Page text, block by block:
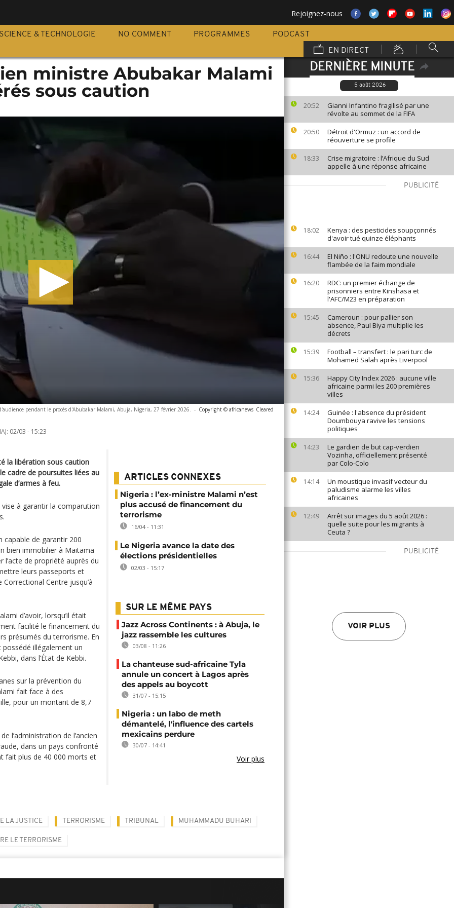
Rejoignez-nous
SCIENCE & TECHNOLOGIE NO COMMENT PROGRAMMES
PODCAST
EN DIRECT
DERNIÈRE MINUTE
5 août 2026
20:52
Gianni Infantino fragilisé par une
révolte au sommet de la FIFA
20:50
Détroit d'Ormuz : un accord de
réouverture se profile
18:33
Crise migratoire : l’Afrique du Sud
appelle à une réponse africaine
PUBLICITÉ
18:02
Kenya : des pesticides soupçonnés
d'avoir tué quinze éléphants
16:44
El Niño : l'ONU redoute une nouvelle
flambée de la faim mondiale
16:20
RDC: un premier échange de
prisonniers entre Kinshasa et
l'AFC/M23 en préparation
15:45
Cameroun : pour pallier son
absence, Paul Biya multiplie les
décrets
15:39
Football – transfert : le pari turc de
Mohamed Salah après Liverpool
15:36
Happy City Index 2026 : aucune ville
africaine parmi les 200 premières
villes
14:24
Guinée : l'absence du président
Doumbouya ravive les tensions
politiques
14:23
Le gardien de but cap-verdien
Vozinha, officiellement présenté
par Colo-Colo
14:14
Un moustique invasif vecteur du
paludisme alarme les villes
africaines
12:49
Arrêt sur images du 5 août 2026 :
quelle suite pour les migrants à
Ceuta ?
PUBLICITÉ
VOIR PLUS
ministre Abubakar Malami
sous caution
pendant le procès d'Abubakar Malami, Abuja, Nigeria, 27 février 2026. - Copyright © africanews Cleared
02/03 - 15:23
la libération sous caution
cadre de poursuites liées au
d’armes à feu.
à garantir la comparution
capable de garantir 200
bien immobilier à Maitama
de propriété auprès du
leurs passeports et
Centre jusqu’à
d’avoir, lorsqu’il était
facilité le financement du
présumés du terrorisme. En
illégalement un
dans l’État de Kebbi.
sur la prévention du
fait face à des
pour un montant de 8,7
l’administration de l’ancien
dans un pays confronté
fait plus de 40 000 morts et
ARTICLES CONNEXES
Nigeria : l’ex-ministre Malami n’est
plus accusé de financement du
terrorisme
16/04 - 11:31
Le Nigeria avance la date des
élections présidentielles
02/03 - 15:17
SUR LE MÊME PAYS
Jazz Across Continents : à Abuja, le
jazz rassemble les cultures
03/08 - 11:26
La chanteuse sud-africaine Tyla
annule un concert à Lagos après
des appels au boycott
31/07 - 15:15
Nigeria : un labo de meth
démantelé, l'influence des cartels
mexicains perdure
30/07 - 14:41
Voir plus
LA JUSTICE TERRORISME TRIBUNAL MUHAMMADU BUHARI
LE TERRORISME